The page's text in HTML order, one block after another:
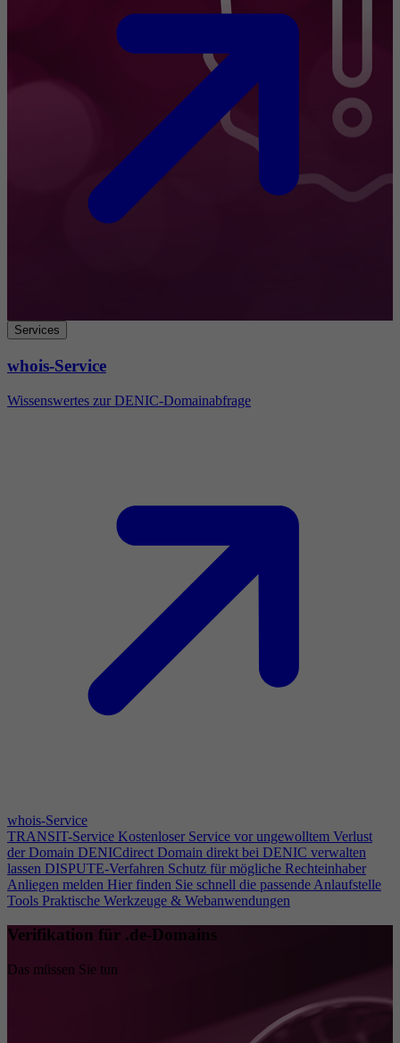
Services
whois-Service
Wissenswertes zur DENIC-Domainabfrage
whois-Service
TRANSIT-Service Kostenloser Service vor ungewolltem Verlust
der Domain DENICdirect Domain direkt bei DENIC verwalten
lassen DISPUTE-Verfahren Schutz für mögliche Rechteinhaber
Anliegen melden Hier finden Sie schnell die passende Anlaufstelle
Tools Praktische Werkzeuge & Webanwendungen
Verifikation für .de-Domains
Das müssen Sie tun